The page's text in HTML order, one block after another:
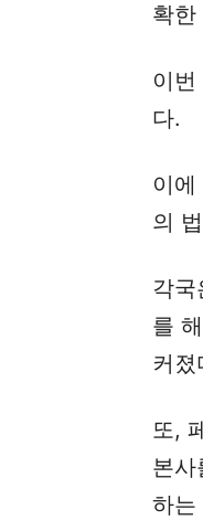
확한
이
다.
이
의
각국
를
커졌
또,
본사
하는